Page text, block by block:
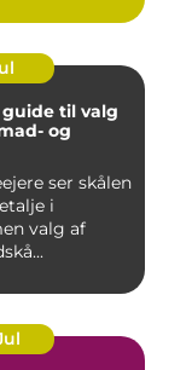
til valg
og
ser skålen
i
valg af